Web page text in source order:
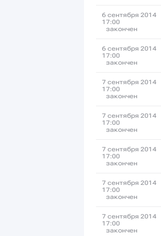
6 сентября 2014
17:00
закончен
6 сентября 2014
17:00
закончен
7 сентября 2014
17:00
закончен
7 сентября 2014
17:00
закончен
7 сентября 2014
17:00
закончен
7 сентября 2014
17:00
закончен
7 сентября 2014
17:00
закончен